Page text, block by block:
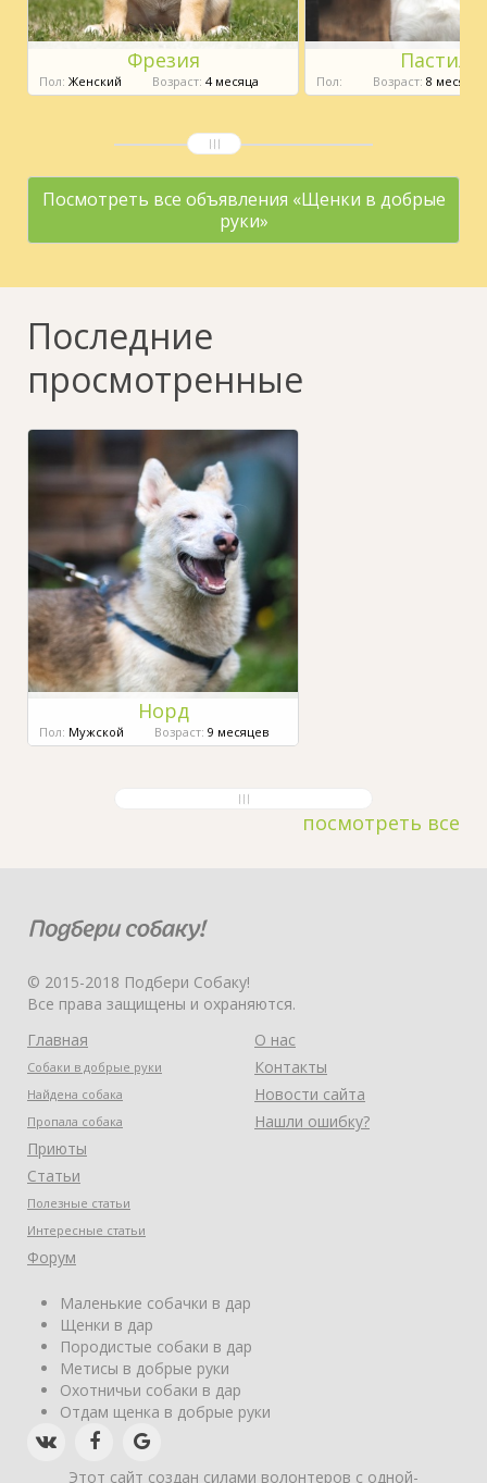
Фрезия
Пол: Женский Возраст: 4 месяца
Пастила
Пол: Возраст: 8 месяцев
Посмотреть все объявления «Щенки в добрые
руки»
Последние
просмотренные
Норд
Пол: Мужской Возраст: 9 месяцев
посмотреть все
© 2015-2018 Подбери Собаку!
Все права защищены и охраняются.
Главная
Собаки в добрые руки
Найдена собака
Пропала собака
Приюты
Статьи
Полезные статьи
Интересные статьи
Форум
О нас
Контакты
Новости сайта
Нашли ошибку?
Маленькие собачки в дар
Щенки в дар
Породистые собаки в дар
Метисы в добрые руки
Охотничьи собаки в дар
Отдам щенка в добрые руки
Этот сайт создан силами волонтеров с одной-